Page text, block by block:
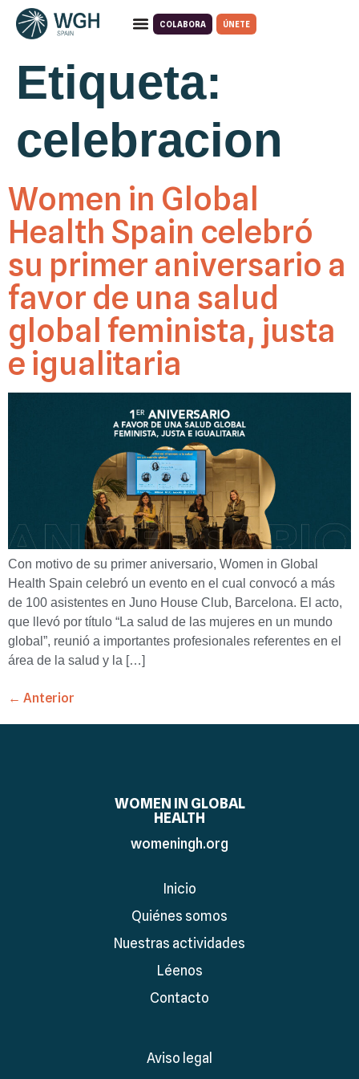
COLABORA ÚNETE
Etiqueta:
celebracion
Women in Global
Health Spain celebró
su primer aniversario a
favor de una salud
global feminista, justa
e igualitaria
Con motivo de su primer aniversario, Women in Global
Health Spain celebró un evento en el cual convocó a más
de 100 asistentes en Juno House Club, Barcelona. El acto,
que llevó por título “La salud de las mujeres en un mundo
global”, reunió a importantes profesionales referentes en el
área de la salud y la […]
← Anterior
WOMEN IN GLOBAL
HEALTH
womeningh.org
Inicio
Quiénes somos
Nuestras actividades
Léenos
Contacto
Aviso legal